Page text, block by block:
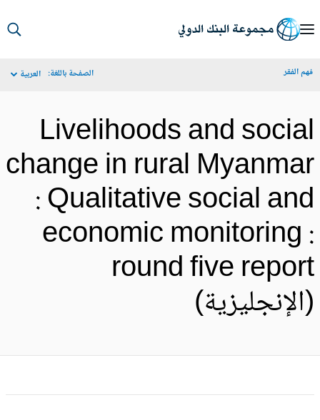
الفقر الصفحة باللغة: العربية
Livelihoods and
change in rural
: Qualitative social
economic
round five